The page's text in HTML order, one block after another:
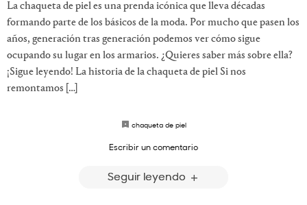
La chaqueta de piel es una prenda icónica que lleva décadas
formando parte de los básicos de la moda. Por mucho que pasen los
años, generación tras generación podemos ver cómo sigue
ocupando su lugar en los armarios. ¿Quieres saber más sobre ella?
¡Sigue leyendo! La historia de la chaqueta de piel Si nos
remontamos […]
chaqueta de piel
Escribir un comentario
Seguir leyendo